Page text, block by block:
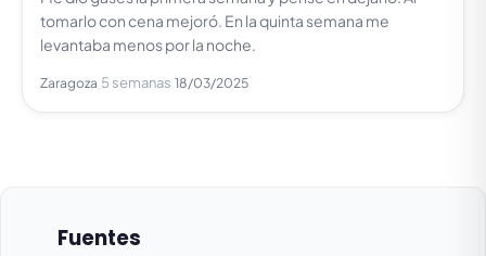
tomarlo con cena mejoró. En la quinta semana me
levantaba menos por la noche.
Zaragoza 5 semanas 18/03/2025
Fuentes